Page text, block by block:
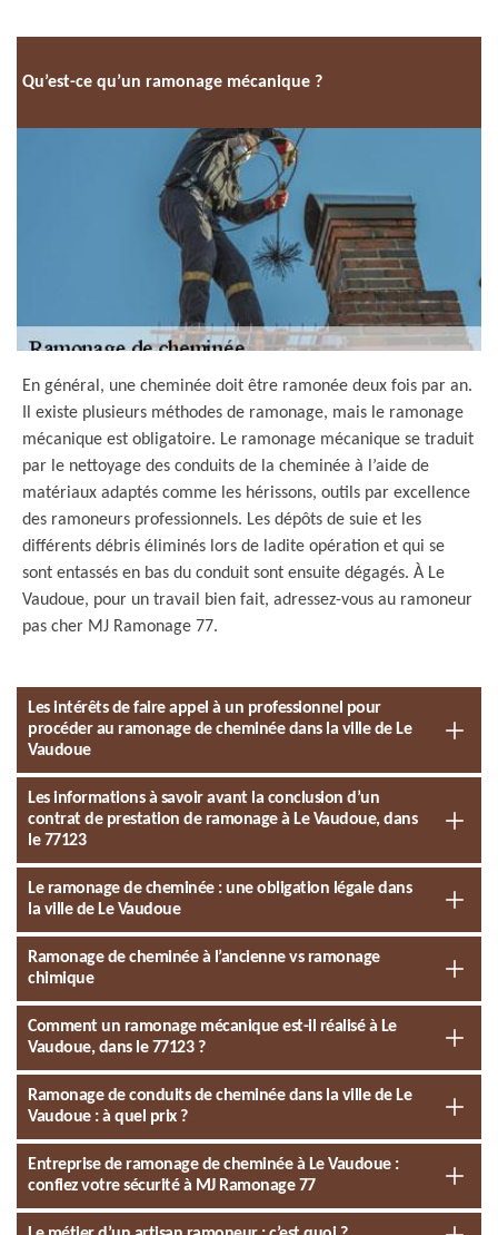
Qu’est-ce qu’un ramonage mécanique ?
En général, une cheminée doit être ramonée deux fois par an.
Il existe plusieurs méthodes de ramonage, mais le ramonage
mécanique est obligatoire. Le ramonage mécanique se traduit
par le nettoyage des conduits de la cheminée à l’aide de
matériaux adaptés comme les hérissons, outils par excellence
des ramoneurs professionnels. Les dépôts de suie et les
différents débris éliminés lors de ladite opération et qui se
sont entassés en bas du conduit sont ensuite dégagés. À Le
Vaudoue, pour un travail bien fait, adressez-vous au ramoneur
pas cher MJ Ramonage 77.
Les intérêts de faire appel à un professionnel pour
procéder au ramonage de cheminée dans la ville de Le
Vaudoue
Les informations à savoir avant la conclusion d’un
contrat de prestation de ramonage à Le Vaudoue, dans
le 77123
Le ramonage de cheminée : une obligation légale dans
la ville de Le Vaudoue
Ramonage de cheminée à l’ancienne vs ramonage
chimique
Comment un ramonage mécanique est-il réalisé à Le
Vaudoue, dans le 77123 ?
Ramonage de conduits de cheminée dans la ville de Le
Vaudoue : à quel prix ?
Entreprise de ramonage de cheminée à Le Vaudoue :
confiez votre sécurité à MJ Ramonage 77